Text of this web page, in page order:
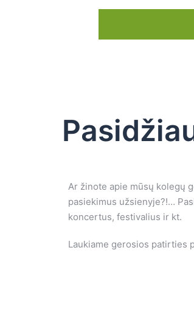
Ar žinote apie mūsų kolegų
pasiekimus užsienyje?!…
koncertus, festivalius ir kt.
Laukiame gerosios patirties